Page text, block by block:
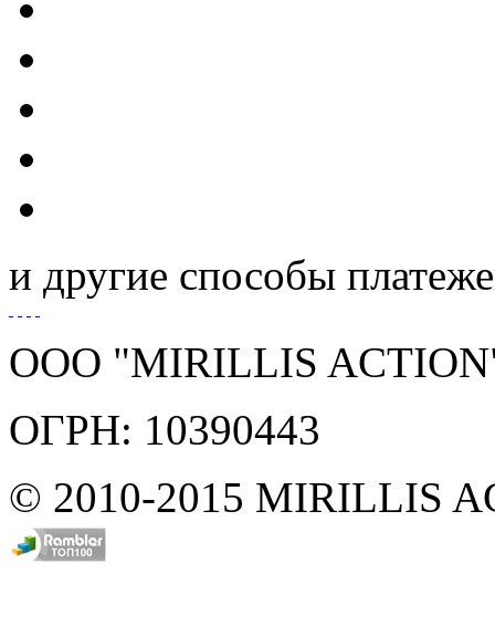
и другие способы
ООО "MIRILLIS
ОГРН: 10390443
© 2010-2015 MIRILLIS